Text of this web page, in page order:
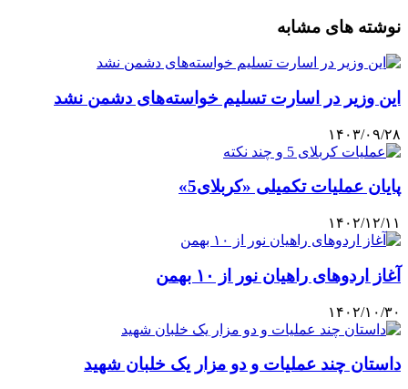
نوشته های مشابه
این وزیر در اسارت تسلیم خواسته‌های دشمن نشد
۱۴۰۳/۰۹/۲۸
پایان عملیات تکمیلی «کربلای5»
۱۴۰۲/۱۲/۱۱
آغاز اردوهای راهیان نور از ۱۰ بهمن
۱۴۰۲/۱۰/۳۰
داستان چند عملیات و دو مزار یک خلبان شهید